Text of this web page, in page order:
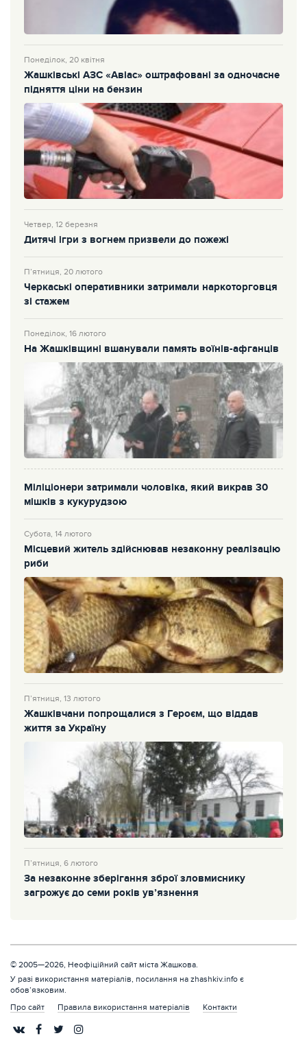
Понеділок, 20 квітня
Жашківські АЗС «Авіас» оштрафовані за одночасне
підняття ціни на бензин
Четвер, 12 березня
Дитячі ігри з вогнем призвели до пожежі
П’ятниця, 20 лютого
Черкаські оперативники затримали наркоторговця
зі стажем
Понеділок, 16 лютого
На Жашківщині вшанували память воїнів-афганців
Міліціонери затримали чоловіка, який викрав 30
мішків з кукурудзою
Субота, 14 лютого
Місцевий житель здійснював незаконну реалізацію
риби
П’ятниця, 13 лютого
Жашківчани попрощалися з Героєм, що віддав
життя за Україну
П’ятниця, 6 лютого
За незаконне зберігання зброї зловмиснику
загрожує до семи років ув’язнення
© 2005—2026, Неофіційний сайт міста Жашкова.
У разі використання матеріалів, посилання на zhashkiv.info є
обов’язковим.
Про сайт
Правила використання матеріалів Контакти